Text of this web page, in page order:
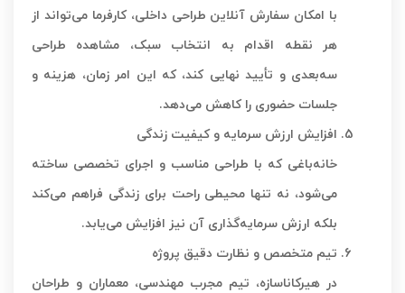
با امکان سفارش آنلاین طراحی داخلی، کارفرما می‌تواند از
هر نقطه اقدام به انتخاب سبک، مشاهده طراحی
سه‌بعدی و تأیید نهایی کند، که این امر زمان، هزینه و
جلسات حضوری را کاهش می‌دهد.
افزایش ارزش سرمایه و کیفیت زندگی
خانه‌باغی که با طراحی مناسب و اجرای تخصصی ساخته
می‌شود، نه تنها محیطی راحت برای زندگی فراهم می‌کند
بلکه ارزش سرمایه‌گذاری آن نیز افزایش می‌یابد.
تیم متخصص و نظارت دقیق پروژه
در هیرکاناسازه، تیم مجرب مهندسی، معماران و طراحان